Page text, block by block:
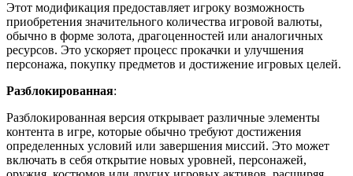
Этот модификация предоставляет игроку возможность
приобретения значительного количества игровой валюты,
обычно в форме золота, драгоценностей или аналогичных
ресурсов. Это ускоряет процесс прокачки и улучшения
персонажа, покупку предметов и достижение игровых целей.
Разблокированная:
Разблокированная версия открывает различные элементы
контента в игре, которые обычно требуют достижения
определенных условий или завершения миссий. Это может
включать в себя открытие новых уровней, персонажей,